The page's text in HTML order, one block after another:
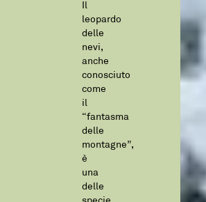
Il
leopardo
delle
nevi,
anche
conosciuto
come
il
“fantasma
delle
montagne”,
è
una
delle